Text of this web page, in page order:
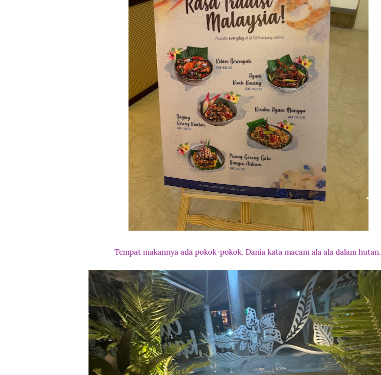
Tempat makannya ada pokok-pokok. Dania kata macam ala ala dalam hutan.